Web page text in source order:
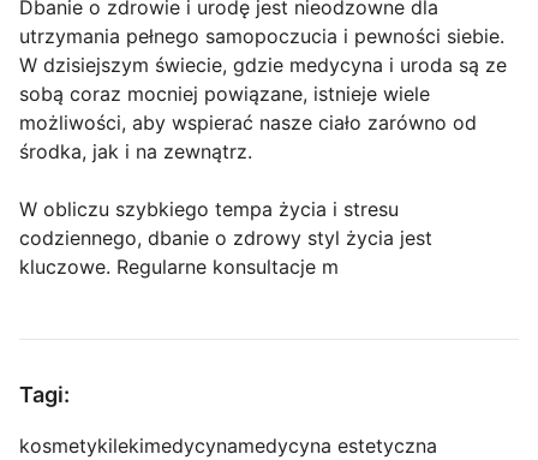
Dbanie o zdrowie i urodę jest nieodzowne dla
utrzymania pełnego samopoczucia i pewności siebie.
W dzisiejszym świecie, gdzie medycyna i uroda są ze
sobą coraz mocniej powiązane, istnieje wiele
możliwości, aby wspierać nasze ciało zarówno od
środka, jak i na zewnątrz.
W obliczu szybkiego tempa życia i stresu
codziennego, dbanie o zdrowy styl życia jest
kluczowe. Regularne konsultacje m
Tagi:
kosmetykilekimedycynamedycyna estetyczna